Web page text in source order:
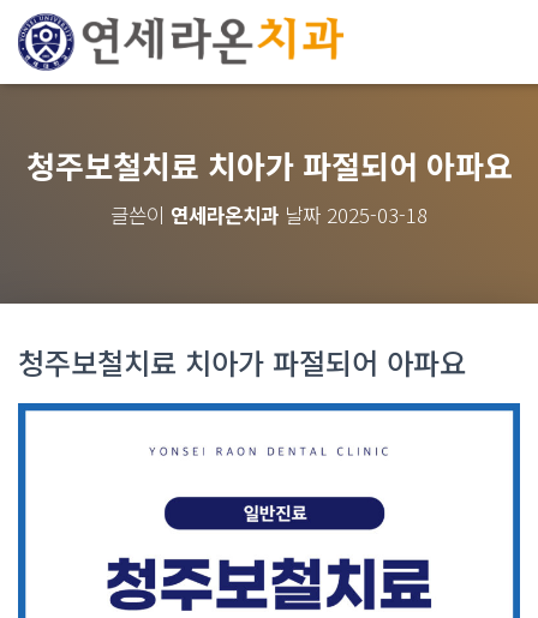
청주보철치료 치아가 파절되어 아파요
글쓴이 연세라온치과 날짜 2025-03-18
청주보철치료 치아가 파절되어 아파요